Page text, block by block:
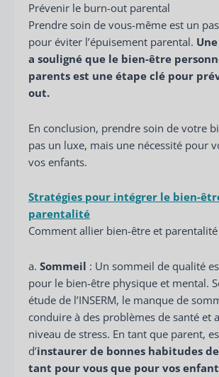
Prévenir le burn-out parental
Prendre soin de vous-même est un
pour éviter l’épuisement parental.
a souligné que le bien-être
parents est une étape clé pour
out.
En conclusion, prendre soin de votre
pas un luxe, mais une nécessité pour
vos enfants.
Stratégies pour intégrer le bien-
parentalité
Comment allier bien-être et parentalité
a. Sommeil : Un sommeil de qualité
pour le bien-être physique et mental.
étude de l’INSERM, le manque de
conduire à des problèmes de santé et
niveau de stress. En tant que parent,
d’instaurer de bonnes habitudes
tant pour vous que pour vos